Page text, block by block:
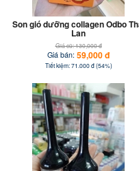
Son gió dưỡng collagen Odbo
Lan
Giá cũ: 130,000 đ
Giá bán: 59,000 đ
Tiết kiệm: 71.000 đ (54%)